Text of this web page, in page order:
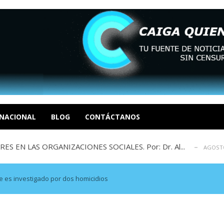
BLOG CONTÁCTANOS
costo del colapso eléctrico en... AGOSTO 7, 2026
Por Dayana Cristina Duzoglou L. AGOSTO 6, 2026
apagones y promesas incumplidas...
EN LAS ORGANIZACIONES SOCIALES. Por: Dr. Al...
en la política: distinc... AGOSTO 7, 2026
costo del colapso eléctrico en... AGOSTO 7, 2026
Por Dayana Cristina Duzoglou L.
apagones y promesas incumplidas... AGOSTO 6, 2026
es investigado por dos homicidios